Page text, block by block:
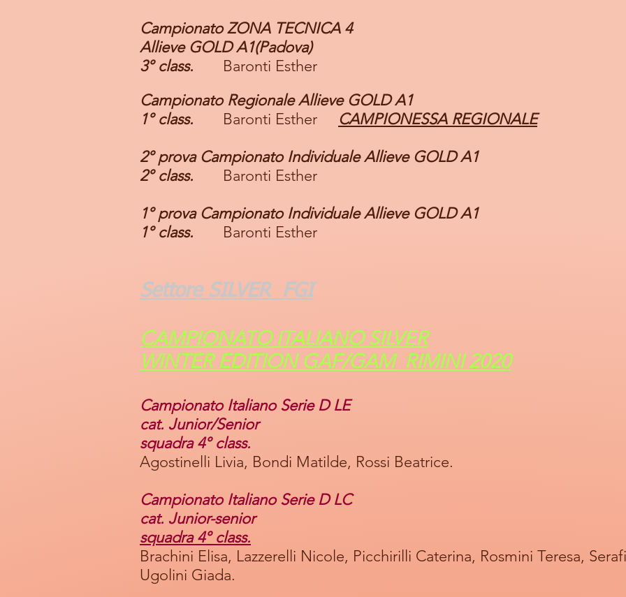
Campionato ZONA TECNICA 4
Allieve GOLD A1​(Padova)
3° class. Baronti Esther
Campionato Regionale Allieve GOLD A1
1° class. Baronti Esther CAMPIONESSA REGIONALE
2° prova Campionato Individuale Allieve GOLD A1
2° class.
Baronti Esther
1° prova Campionato Individuale Allieve GOLD A1
1° class.
Baronti Esther
Settore SILVER FGI
CAMPIONATO ITALIANO SILVER
WINTER EDITION GAF/GAM RIMINI 2020
Campionato Italiano Serie D LE
cat. Junior/Senior
squadra 4° class.
Agostinelli Livia, Bondi Matilde, Rossi Beatrice.
Campionato Italiano Serie D LC
cat. Junior-senior
squadra 4° class.
Brachini Elisa, Lazzerelli Nicole, Picchirilli Caterina, Rosmini Teresa,
Ugolini Giada.